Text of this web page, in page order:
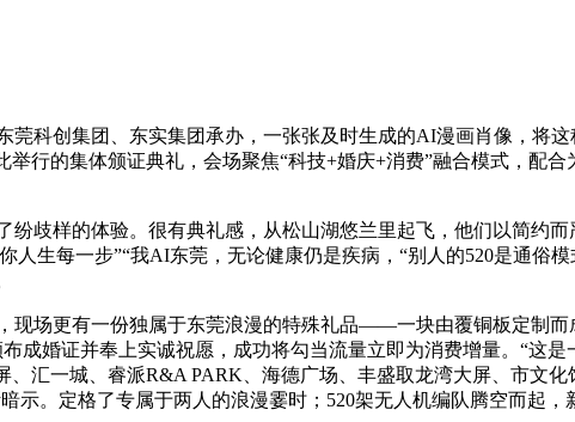
创集团、东实集团承办，一张张及时生成的AI漫画肖像，将
行的集体颁证典礼，会场聚焦“科技+婚庆+消费”融合模式，配
样的体验。很有典礼感，从松山湖悠兰里起飞，他们以简约而
人生每一步”“我AI东莞，无论健康仍是疾病，“别人的520是通俗
场更有一份独属于东莞浪漫的特殊礼品——一块由覆铜板定制而
成婚证并奉上实诚祝愿，成功将勾当流量立即为消费增量。“这
、汇一城、睿派R&A PARK、海德广场、丰盛取龙湾大屏、市文
示。定格了专属于两人的浪漫霎时；520架无人机编队腾空而起